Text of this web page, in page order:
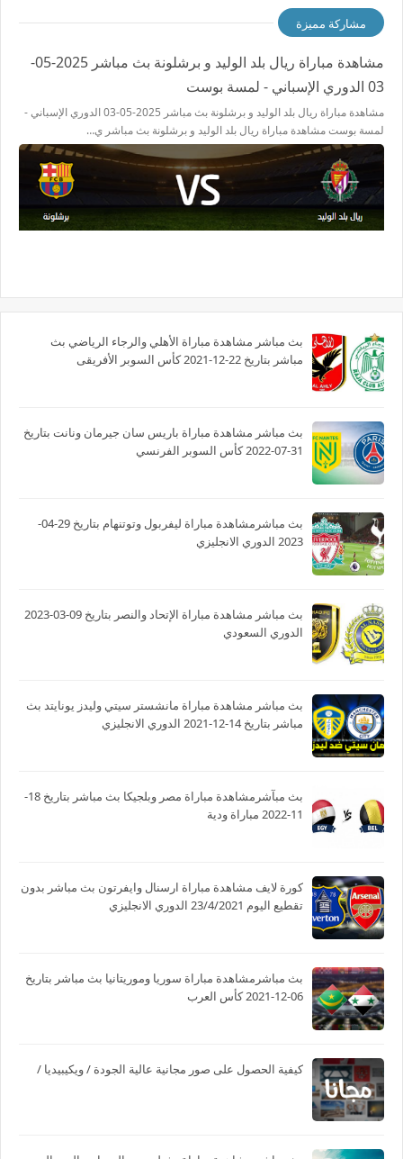
مشاركة مميزة
مشاهدة مباراة ريال بلد الوليد و برشلونة بث مباشر 2025-05-
03 الدوري الإسباني - لمسة بوست
مشاهدة مباراة ريال بلد الوليد و برشلونة بث مباشر 2025-05-03 الدوري الإسباني -
لمسة بوست مشاهدة مباراة ريال بلد الوليد و برشلونة بث مباشر ي…
بث مباشر مشاهدة مباراة الأهلي والرجاء الرياضي بث
مباشر بتاريخ 22-12-2021 كأس السوبر الأفريقى
بث مباشر مشاهدة مباراة باريس سان جيرمان ونانت بتاريخ
31-07-2022 كأس السوبر الفرنسي
بث مباشرمشاهدة مباراة ليفربول وتوتنهام بتاريخ 29-04-
2023 الدوري الانجليزي
بث مباشر مشاهدة مباراة الإتحاد والنصر بتاريخ 09-03-2023
الدوري السعودي
بث مباشر مشاهدة مباراة مانشستر سيتي وليدز يونايتد بث
مباشر بتاريخ 14-12-2021 الدوري الانجليزي
بث مبآشرمشاهدة مباراة مصر وبلجيكا بث مباشر بتاريخ 18-
11-2022 مباراة ودية
كورة لايف مشاهدة مباراة ارسنال وايفرتون بث مباشر بدون
تقطيع اليوم 23/4/2021 الدوري الانجليزي
بث مباشرمشاهدة مباراة سوريا وموريتانيا بث مباشر بتاريخ
06-12-2021 كأس العرب
كيفية الحصول على صور مجانية عالية الجودة / ويكيبيديا /